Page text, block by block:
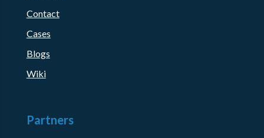
Contact
Cases
Blogs
Wiki
Partners